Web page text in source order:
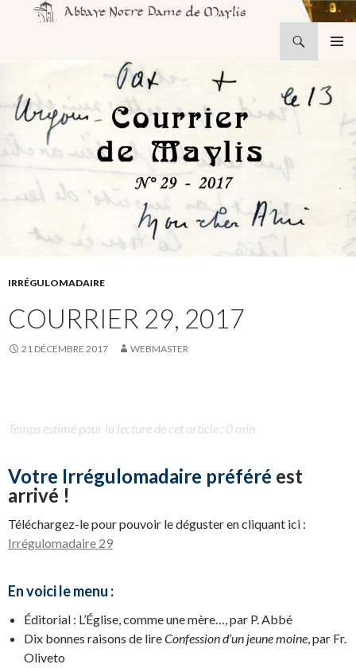
CONTENU
IRRÉGULOMADAIRE
COURRIER 29, 2017
21 DÉCEMBRE 2017 WEBMASTER
Temps estimé pour la lecture de cet article : 0 min
Votre Irrégulomadaire préféré est
arrivé !
Téléchargez-le pour pouvoir le déguster en cliquant ici :
Irrégulomadaire 29
En voici le menu :
Éditorial : L’Église, comme une mère…, par P. Abbé
Dix bonnes raisons de lireConfession d’un jeune moine, par Fr.
Oliveto